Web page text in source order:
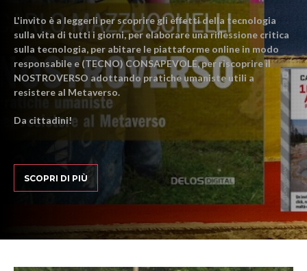
L'invito è a leggerli per scoprire gli effetti della tecnologia
sulla vita di tutti i giorni, per elaborare una riflessione critica
sulla tecnologia, per abitare le piattaforme online in modo
responsabile e (TECNO) CONSAPEVOLE, per riscoprire il
NOSTROVERSO adottando pratiche umaniste utili a
resistere al Metaverso.
Da cittadini!
SCOPRI DI PIÙ